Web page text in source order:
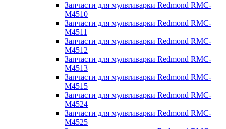
Запчасти для мультиварки Redmond RMC-
M4510
Запчасти для мультиварки Redmond RMC-
M4511
Запчасти для мультиварки Redmond RMC-
M4512
Запчасти для мультиварки Redmond RMC-
M4513
Запчасти для мультиварки Redmond RMC-
M4515
Запчасти для мультиварки Redmond RMC-
M4524
Запчасти для мультиварки Redmond RMC-
M4525